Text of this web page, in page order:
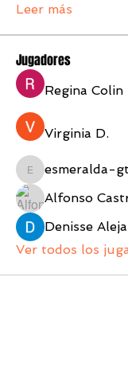
Leer más
Jugadores
Regina Colin
Virginia D.
esmeralda-gtzz
esmeralda-
Alfonso
Ver todos los